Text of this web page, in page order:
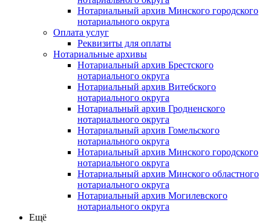
Нотариальный архив Минского городского
нотариального округа
Оплата услуг
Реквизиты для оплаты
Нотариальные архивы
Нотариальный архив Брестского
нотариального округа
Нотариальный архив Витебского
нотариального округа
Нотариальный архив Гродненского
нотариального округа
Нотариальный архив Гомельского
нотариального округа
Нотариальный архив Минского городского
нотариального округа
Нотариальный архив Минского областного
нотариального округа
Нотариальный архив Могилевского
нотариального округа
Ещё